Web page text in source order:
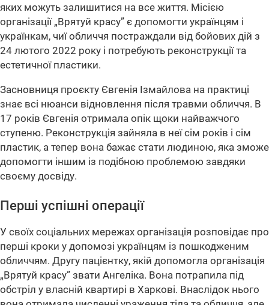
яких можуть залишитися на все життя. Місією
організації „Врятуй красу” є допомогти українцям і
українкам, чиї обличчя постраждали від бойових дій з
24 лютого 2022 року і потребують реконструкції та
естетичної пластики.
Засновниця проєкту Євгенія Ізмайлова на практиці
знає всі нюанси відновлення після травми обличчя. В
17 років Євгенія отримала опік щоки найважчого
ступеню. Реконструкція зайняла в неї сім років і сім
пластик, а тепер вона бажає стати людиною, яка зможе
допомогти іншим із подібною проблемою завдяки
своєму досвіду.
Перші успішні операції
У своїх соціальних мережах організація розповідає про
перші кроки у допомозі українцям із пошкодженим
обличчям. Другу пацієнтку, якій допомогла організація
„Врятуй красу” звати Ангеліка. Вона потрапила під
обстріл у власній квартирі в Харкові. Внаслідок нього